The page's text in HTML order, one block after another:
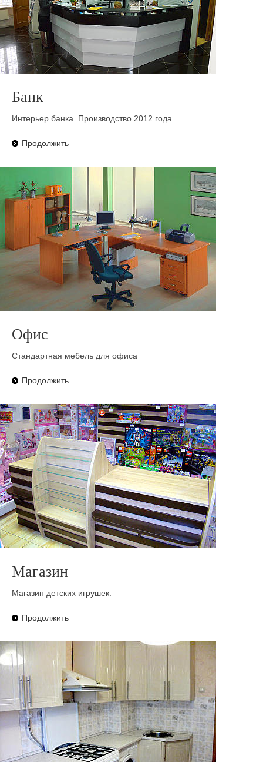
Банк
Интерьер банка. Производство 2012 года.
Продолжить
Офис
Стандартная мебель для офиса
Продолжить
Магазин
Магазин детских игрушек.
Продолжить